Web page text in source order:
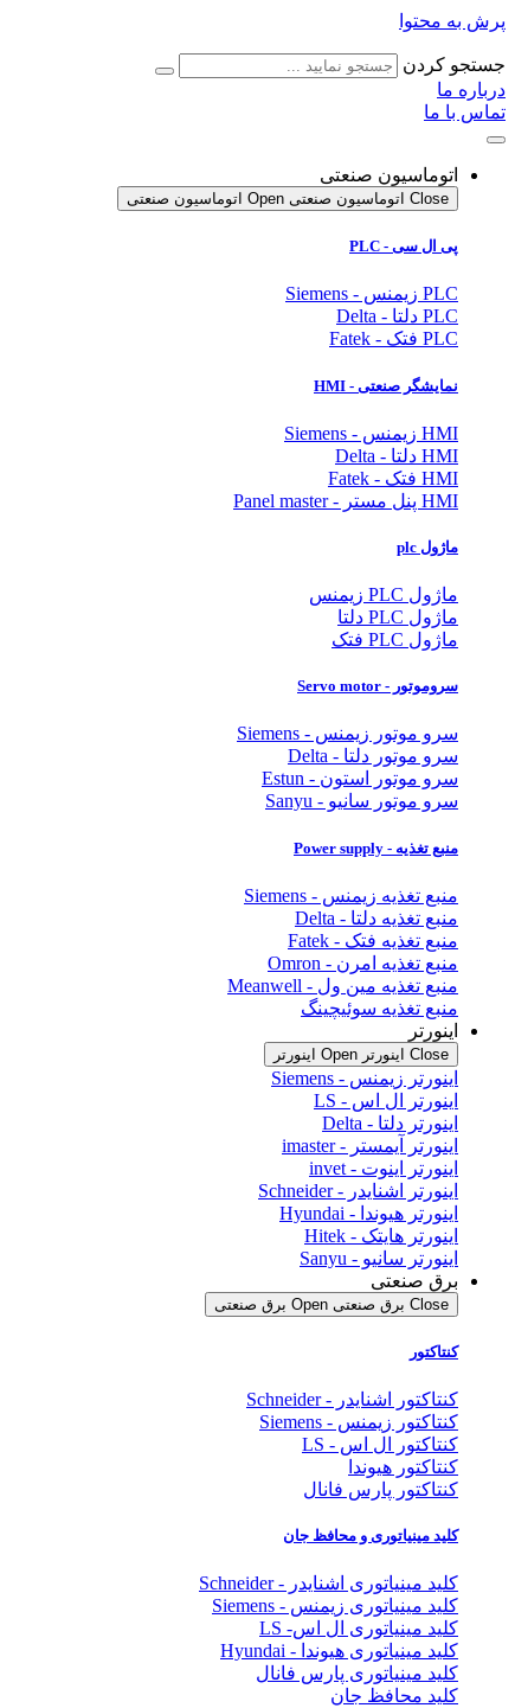
پرش به محتوا
جستجو کردن
درباره ما
تماس با ما
اتوماسیون صنعتی
Close اتوماسیون صنعتی Open اتوماسیون صنعتی
پی ال سی - PLC
PLC زیمنس - Siemens
PLC دلتا - Delta
PLC فتک - Fatek
نمایشگر صنعتی - HMI
HMI زیمنس - Siemens
HMI دلتا - Delta
HMI فتک - Fatek
HMI پنل مستر - Panel master
ماژول plc
ماژول PLC زیمنس
ماژول PLC دلتا
ماژول PLC فتک
سروموتور - Servo motor
سرو موتور زیمنس - Siemens
سرو موتور دلتا - Delta
سرو موتور استون - Estun
سرو موتور سانیو - Sanyu
منبع تغذیه - Power supply
منبع تغذیه زیمنس - Siemens
منبع تغذیه دلتا - Delta
منبع تغذیه فتک - Fatek
منبع تغذیه امرن - Omron
منبع تغذیه مین ول - Meanwell
منبع تغذیه سوئیچینگ
اینورتر
Close اینورتر Open اینورتر
اینورتر زیمنس - Siemens
اینورتر ال اس - LS
اینورتر دلتا - Delta
اینورتر آیمستر - imaster
اینورتر اینوت - invet
اینورتر اشنایدر - Schneider
اینورتر هیوندا - Hyundai
اینورتر هایتک - Hitek
اینورتر سانیو - Sanyu
برق صنعتی
Close برق صنعتی Open برق صنعتی
کنتاکتور
کنتاکتور اشنایدر - Schneider
کنتاکتور زیمنس - Siemens
کنتاکتور ال اس - LS
کنتاکتور هیوندا
کنتاکتور پارس فانال
کلید مینیاتوری و محافظ جان
کلید مینیاتوری اشنایدر - Schneider
کلید مینیاتوری زیمنس - Siemens
کلید مینیاتوری ال اس- LS
کلید مینیاتوری هیوندا - Hyundai
کلید مینیاتوری پارس فانال
کلید محافظ جان